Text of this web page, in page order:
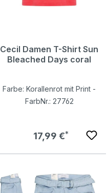
Cecil Damen T-Shirt Sun
Bleached Days coral
Farbe: Korallenrot mit Print -
FarbNr.: 27762
Regulärer Preis:
17,99 €